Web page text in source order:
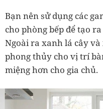
Bạn nên sử dụng các
cho phòng bếp để tạo
Ngoài ra xanh lá cây
phong thủy cho vị trí
miệng hơn cho gia chủ.